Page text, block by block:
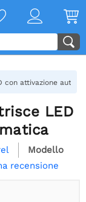
con attivazione
LED
Modello
recensione